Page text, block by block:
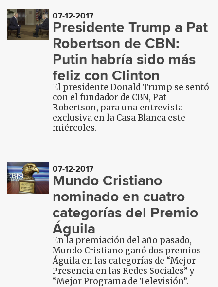
07-12-2017
Presidente Trump a Pat
Robertson de CBN:
Putin habría sido más
feliz con Clinton
El presidente Donald Trump se sentó
con el fundador de CBN, Pat
Robertson, para una entrevista
exclusiva en la Casa Blanca este
miércoles.
07-12-2017
Mundo Cristiano
nominado en cuatro
categorías del Premio
Águila
En la premiación del año pasado,
Mundo Cristiano ganó dos premios
Águila en las categorías de “Mejor
Presencia en las Redes Sociales” y
“Mejor Programa de Televisión”.